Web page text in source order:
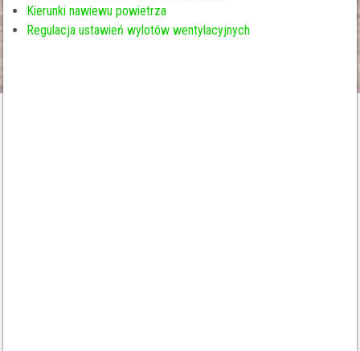
Kierunki nawiewu powietrza
Regulacja ustawień wylotów wentylacyjnych